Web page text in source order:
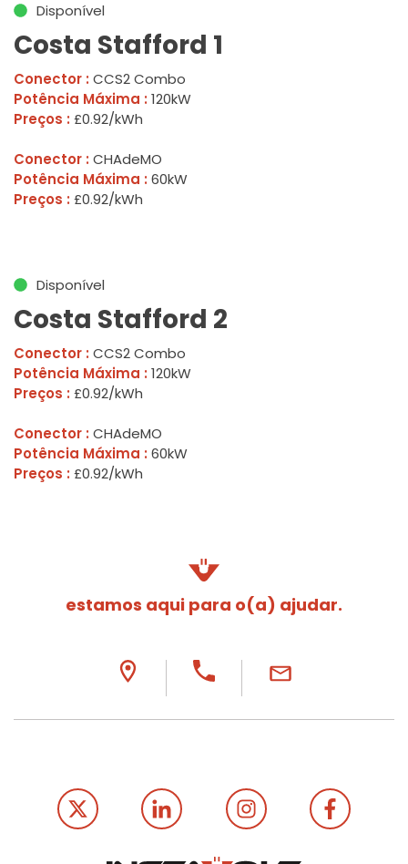
Disponível
Costa Stafford 1
Conector : CCS2 Combo
Potência Máxima : 120kW
Preços : £0.92/kWh
Conector : CHAdeMO
Potência Máxima : 60kW
Preços : £0.92/kWh
Disponível
Costa Stafford 2
Conector : CCS2 Combo
Potência Máxima : 120kW
Preços : £0.92/kWh
Conector : CHAdeMO
Potência Máxima : 60kW
Preços : £0.92/kWh
estamos aqui para o(a) ajudar.